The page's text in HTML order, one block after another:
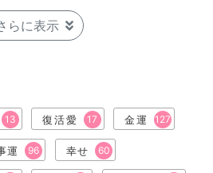
らに表示
13 復活愛 17 金運 127
運 96 幸せ 60